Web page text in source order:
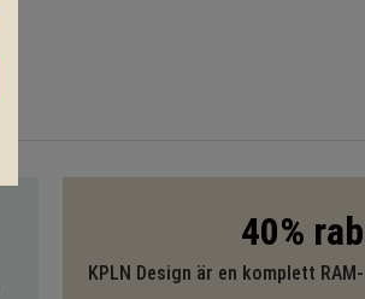
40%
KPLN Design är en komplett